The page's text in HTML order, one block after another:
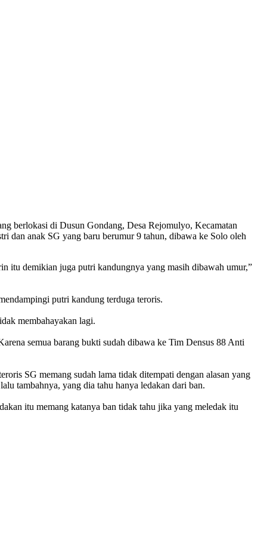
berlokasi di Dusun Gondang, Desa Rejomulyo, Kecamatan
dan anak SG yang baru berumur 9 tahun, dibawa ke Solo oleh
itu demikian juga putri kandungnya yang masih dibawah umur,”
putri kandung terduga teroris.
membahayakan lagi.
semua barang bukti sudah dibawa ke Tim Densus 88 Anti
SG memang sudah lama tidak ditempati dengan alasan yang
tambahnya, yang dia tahu hanya ledakan dari ban.
itu memang katanya ban tidak tahu jika yang meledak itu